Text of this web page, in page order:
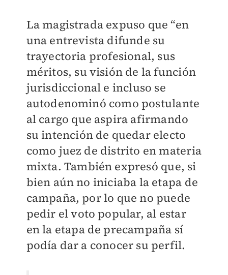
La magistrada expuso que “en
una entrevista difunde su
trayectoria profesional, sus
méritos, su visión de la función
jurisdiccional e incluso se
autodenominó como postulante
al cargo que aspira afirmando
su intención de quedar electo
como juez de distrito en materia
mixta. También expresó que, si
bien aún no iniciaba la etapa de
campaña, por lo que no puede
pedir el voto popular, al estar
en la etapa de precampaña sí
podía dar a conocer su perfil.